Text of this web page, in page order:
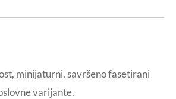
minijaturni, savršeno fasetirani
varijante.